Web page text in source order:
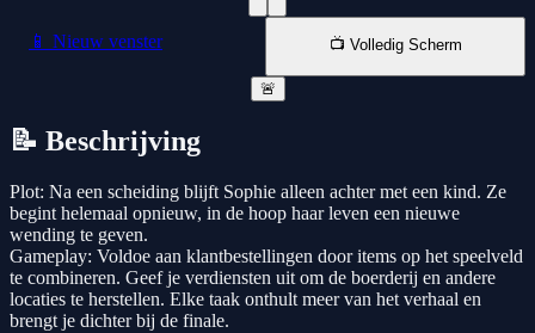
📱 Nieuw venster 📺 Volledig Scherm
🚨
📝 Beschrijving
Plot: Na een scheiding blijft Sophie alleen achter met een kind. Ze
begint helemaal opnieuw, in de hoop haar leven een nieuwe
wending te geven.
Gameplay: Voldoe aan klantbestellingen door items op het speelveld
te combineren. Geef je verdiensten uit om de boerderij en andere
locaties te herstellen. Elke taak onthult meer van het verhaal en
brengt je dichter bij de finale.